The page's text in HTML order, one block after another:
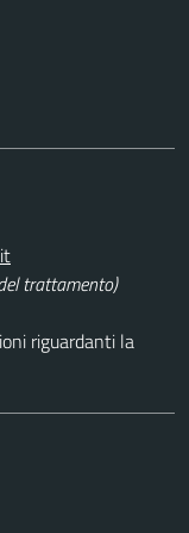
trattamento)
riguardanti la